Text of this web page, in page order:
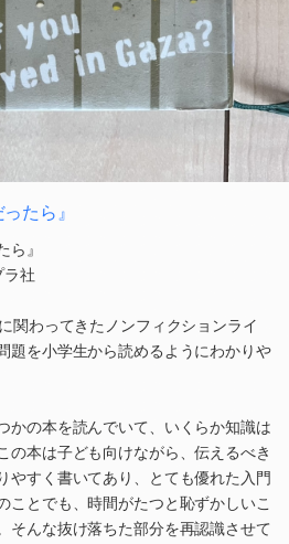
たら』
ら』
社
関わってきたノンフィクションライ
題を小学生から読めるようにわかりや
かの本を読んでいて、いくらか知識は
の本は子ども向けながら、伝えるべき
やすく書いてあり、とても優れた入門
ことでも、時間がたつと恥ずかしいこ
そんな抜け落ちた部分を再認識させて